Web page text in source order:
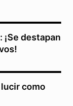
¡Se destapan
como